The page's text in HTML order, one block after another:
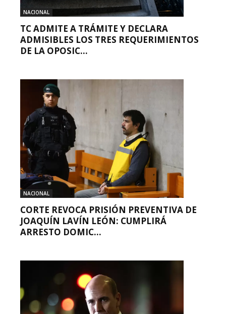
NACIONAL
TC ADMITE A TRÁMITE Y DECLARA
ADMISIBLES LOS TRES REQUERIMIENTOS
DE LA OPOSIC...
NACIONAL
CORTE REVOCA PRISIÓN PREVENTIVA DE
JOAQUÍN LAVÍN LEÓN: CUMPLIRÁ
ARRESTO DOMIC...